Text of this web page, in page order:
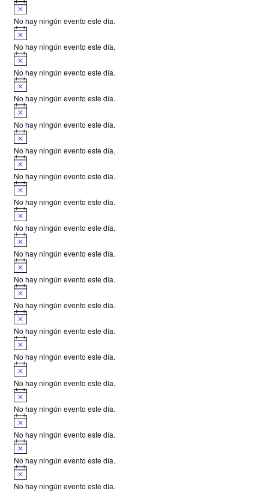
s
o
A
v
i
s
o
No hay ningún evento este día.
A
v
i
s
o
No hay ningún evento este día.
A
v
i
s
o
No hay ningún evento este día.
A
v
i
s
o
No hay ningún evento este día.
A
v
i
s
o
No hay ningún evento este día.
A
v
i
s
o
No hay ningún evento este día.
A
v
i
s
o
No hay ningún evento este día.
A
v
i
s
o
No hay ningún evento este día.
A
v
i
s
o
No hay ningún evento este día.
A
v
i
s
o
No hay ningún evento este día.
A
v
i
s
o
No hay ningún evento este día.
A
v
i
s
o
No hay ningún evento este día.
A
v
i
s
o
No hay ningún evento este día.
A
v
i
s
o
No hay ningún evento este día.
A
v
i
s
o
No hay ningún evento este día.
A
v
i
s
o
No hay ningún evento este día.
A
v
i
s
o
No hay ningún evento este día.
A
v
i
s
o
No hay ningún evento este día.
A
v
i
No hay ningún evento este día.